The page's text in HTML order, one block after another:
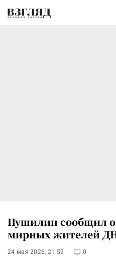
Пушилин сообщил
мирных жителей
24 мая 2026, 21:59 0